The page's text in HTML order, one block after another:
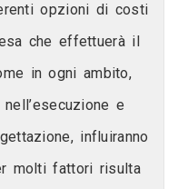
opzioni di costi
che effettuerà il
in ogni ambito,
e
influiranno
molti fattori risulta